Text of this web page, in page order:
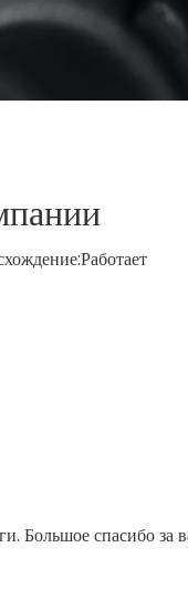
Работает
Большое спасибо